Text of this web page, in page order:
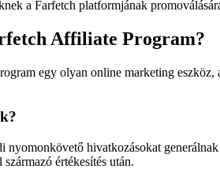
a Farfetch platformjának
Affiliate Program?
egy olyan online marketing eszköz,
nyomonkövető hivatkozásokat
értékesítés után.